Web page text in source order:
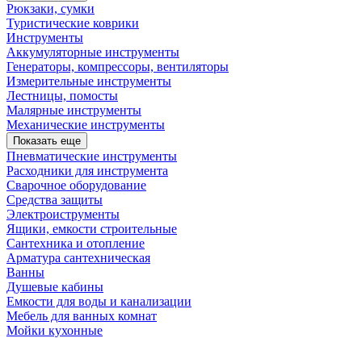
Рюкзаки, сумки
Туристические коврики
Инструменты
Аккумуляторные инструменты
Генераторы, компрессоры, вентиляторы
Измерительные инструменты
Лестницы, помосты
Малярные инструменты
Механические инструменты
Показать еще
Пневматические инструменты
Расходники для инструмента
Сварочное оборудование
Средства защиты
Электроиструменты
Ящики, емкости строительные
Сантехника и отопление
Арматура сантехническая
Ванны
Душевые кабины
Емкости для воды и канализации
Мебель для ванных комнат
Мойки кухонные